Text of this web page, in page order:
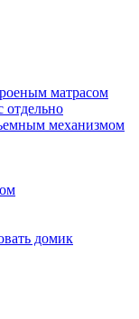
матрасом
механизмом
домик